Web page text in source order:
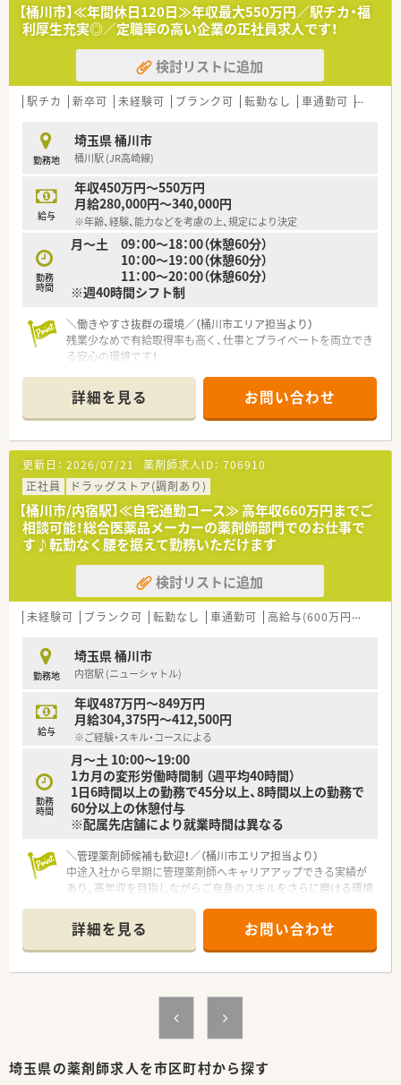
★将来的に独立を考えている！
(独立実績もあり)
【桶川市】≪年間休日120日≫年収最大550万円／駅チカ・福
利厚生充実◎／定職率の高い企業の正社員求人です！
検討リストに追加
駅チカ 新卒可 未経験可 ブランク可 転勤なし 車通勤可 寮・借
勤務地
埼玉県 桶川市
桶川駅 (JR高崎線)
給与
年収450万円～550万円
月給280,000円～340,000円
※年齢、経験、能力などを考慮の上、規定により決定
勤務
時間
月～土 09：00～18：00（休憩60分）
10：00～19：00（休憩60分）
11：00～20：00（休憩60分）
※週40時間シフト制
＼働きやすさ抜群の環境／（桶川市エリア担当より）
残業少なめで有給取得率も高く、仕事とプライベートを両立でき
る安心の環境です！
【店舗情報と応需状況について】
■JR高崎線桶川駅から徒歩1分の好立地であり、通勤の負担を少
なく通っていただける職場環境となっております。
■1日平均95枚の処方箋を応需しており、内科や心療内科に加え
て居宅13件と施設100件の在宅対応があります。
■常勤の薬剤師が7名と事務員が3名在籍しており、常時4名から
7名体制をとっているため無理なく勤務できます。
【求人情報について】
■正社員としての採用となり、ご経験や能力を考慮した上で年収
450万円から550万円の提示を予定しております。
■年間休日は120日以上で日曜日と祝日に加えて平日の固定休
みがあり、ワークライフバランスを保ちやすい環境です。
■単身者で条件を満たす方には家賃上限10万円の7割を補助す
【勤務実態について】
■全社平均の残業時間は月10時間未満となっており、残業代は1
分単位で支給されるためしっかりと還元されます。
■有給休暇は基本的に申請が通りやすく、入社5年以内の従業員
はほぼ全日を消化しているという実績がございます。
■入社から半年から1年間はエリアの中心となるスタート店舗に
配属され、業務に慣れた後に本配属先が決定します。
【こんな方にオススメ】
■引越しを伴うような無理な転勤がなく、一つの地域に根差して
長期的に安定して働きたいとお考えの方に最適です。
日はしっかりとリフレッシュしたい方におすすめです。
■調剤業務だけでなく、会社説明会への参加や社内イベントの企
画など幅広い業務に挑戦してみたい方に向いています。
詳細を見る お問い合わせ
更新日： 2026/07/21 薬剤師求人ID： 706910
正社員
ドラッグストア(調剤あり)
【桶川市/内宿駅】≪自宅通勤コース≫ 高年収660万円までご
相談可能！総合医薬品メーカーの薬剤師部門でのお仕事で
す♪転勤なく腰を据えて勤務いただけます
検討リストに追加
未経験可 ブランク可 転勤なし 車通勤可 高給与(600万円以上)
勤務地
埼玉県 桶川市
内宿駅 (ニューシャトル)
給与
年収487万円～849万円
月給304,375円～412,500円
※ご経験・スキル・コースによる
勤務
時間
月～土 10:00～19:00
1カ月の変形労働時間制 （週平均40時間）
1日6時間以上の勤務で45分以上、8時間以上の勤務で
60分以上の休憩付与
※配属先店舗により就業時間は異なる
＼管理薬剤師候補も歓迎！／（桶川市エリア担当より）
中途入社から早期に管理薬剤師へキャリアアップできる実績が
あり、高年収を目指しながらご自身のスキルをさらに磨ける環境
＊------------------------------------------＊
【店舗情報と応需状況について】
■配属先の店舗によって多様な医療機関からの処方箋を受け付
■応需科目は配属先により異なりますが、総合病院門前型やクリ
ニックモール型など、幅広い科目を学ぶことが可能な環境です。
詳細を見る お問い合わせ
埼玉県の薬剤師求人を市区町村から探す